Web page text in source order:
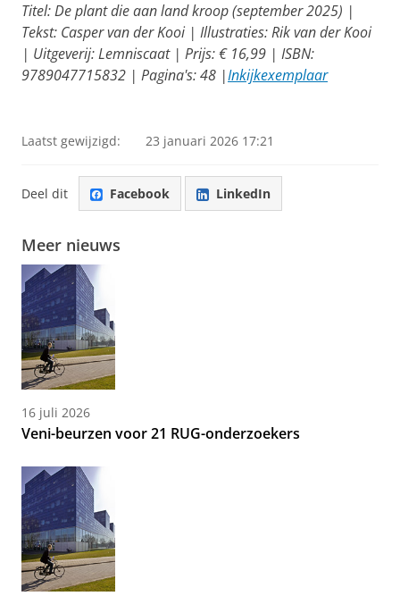
Titel: De plant die aan land kroop (september 2025) |
Tekst: Casper van der Kooi | Illustraties: Rik van der Kooi
| Uitgeverij: Lemniscaat | Prijs: € 16,99 | ISBN:
9789047715832 | Pagina's: 48 |Inkijkexemplaar
Laatst gewijzigd: 23 januari 2026 17:21
Deel dit Facebook LinkedIn
Meer nieuws
16 juli 2026
Veni-beurzen voor 21 RUG-onderzoekers